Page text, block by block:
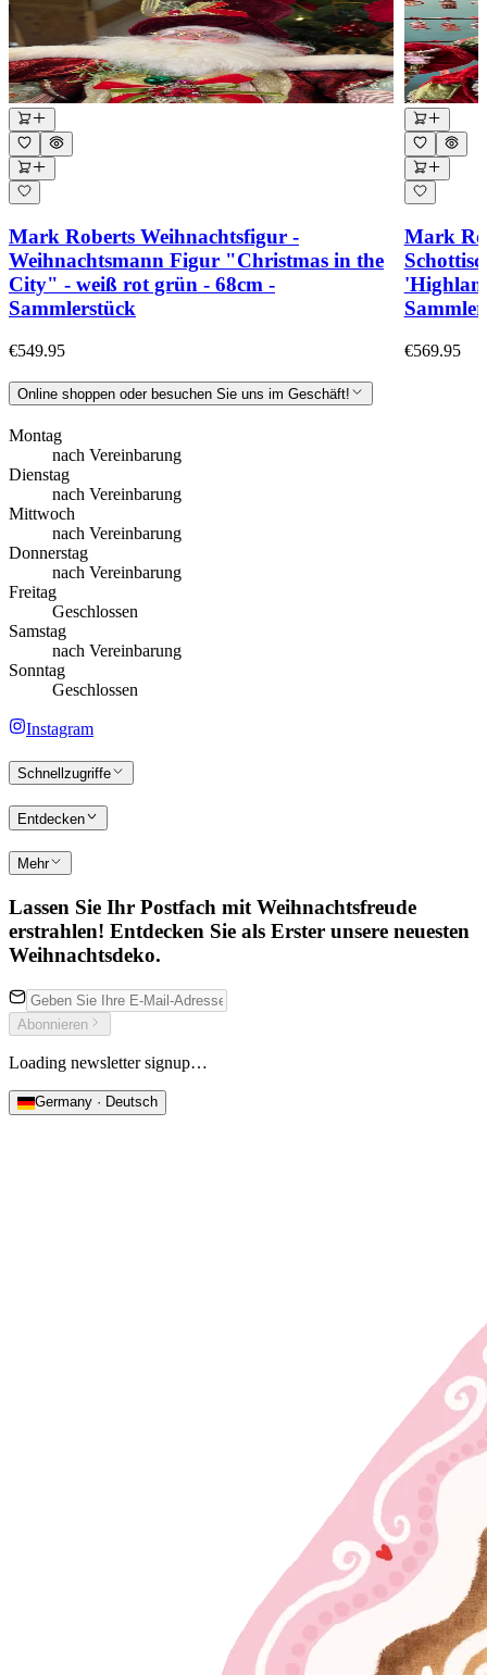
Mark Roberts Weihnachtsfigur -
Weihnachtsmann Figur "Christmas in the
City" - weiß rot grün - 68cm -
Sammlerstück
€549.95
Mark
€569.95
Online shoppen oder besuchen Sie uns im Geschäft!
Montag
nach Vereinbarung
Dienstag
nach Vereinbarung
Mittwoch
nach Vereinbarung
Donnerstag
nach Vereinbarung
Freitag
Geschlossen
Samstag
nach Vereinbarung
Sonntag
Geschlossen
Instagram
Schnellzugriffe
Entdecken
Mehr
Lassen Sie Ihr Postfach mit Weihnachtsfreude
erstrahlen! Entdecken Sie als Erster unsere neuesten
Weihnachtsdeko.
Abonnieren
Loading newsletter signup…
Germany · Deutsch